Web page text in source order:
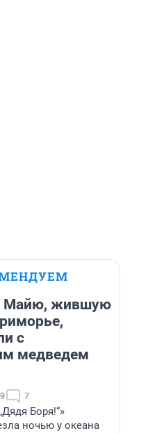
Майю, жившую
с
медведем
7
Боря!“»
ночью у океана